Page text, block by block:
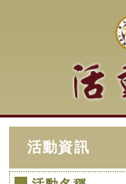
活動資訊